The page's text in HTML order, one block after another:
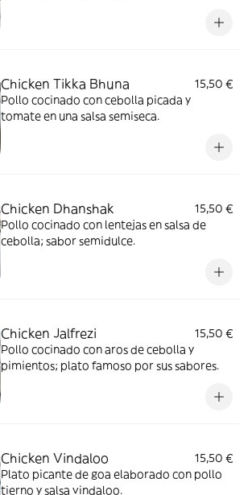
Chicken Tikka Bhuna
15,50 €
Pollo cocinado con cebolla picada y
tomate en una salsa semiseca.
Chicken Dhanshak
15,50 €
Pollo cocinado con lentejas en salsa de
cebolla; sabor semidulce.
Chicken Jalfrezi
15,50 €
Pollo cocinado con aros de cebolla y
pimientos; plato famoso por sus sabores.
Chicken Vindaloo
15,50 €
Plato picante de goa elaborado con pollo
tierno y salsa vindaloo.